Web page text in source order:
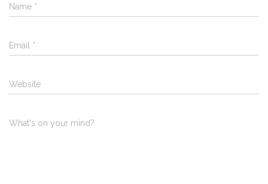
Name *
Email *
Website
What's on your mind?